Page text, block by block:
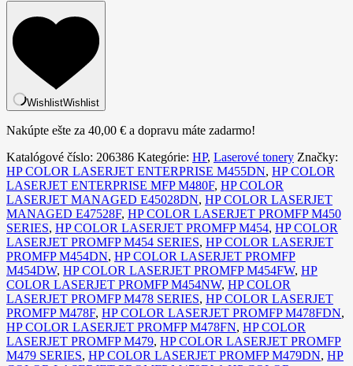
WishlistWishlist
Nakúpte ešte za 40,00 € a dopravu máte zadarmo!
Katalógové číslo: 206386 Kategórie: HP, Laserové tonery Značky:
HP COLOR LASERJET ENTERPRISE M455DN, HP COLOR
LASERJET ENTERPRISE MFP M480F, HP COLOR
LASERJET MANAGED E45028DN, HP COLOR LASERJET
MANAGED E47528F, HP COLOR LASERJET PROMFP M450
SERIES, HP COLOR LASERJET PROMFP M454, HP COLOR
LASERJET PROMFP M454 SERIES, HP COLOR LASERJET
PROMFP M454DN, HP COLOR LASERJET PROMFP
M454DW, HP COLOR LASERJET PROMFP M454FW, HP
COLOR LASERJET PROMFP M454NW, HP COLOR
LASERJET PROMFP M478 SERIES, HP COLOR LASERJET
PROMFP M478F, HP COLOR LASERJET PROMFP M478FDN,
HP COLOR LASERJET PROMFP M478FN, HP COLOR
LASERJET PROMFP M479, HP COLOR LASERJET PROMFP
M479 SERIES, HP COLOR LASERJET PROMFP M479DN, HP